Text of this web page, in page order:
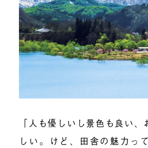
「人も優しいし景色も良い
しい。けど、田舎の魅力っ